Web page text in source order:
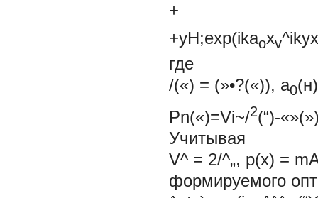
+
+yH;exp(ikaoxv^ikyx
где
/(«) = (»•?(«)), а0
Pn(«)=Vi~/2(“)-
Учитывая
V^ = 2/^„, p(x) =
формируемого